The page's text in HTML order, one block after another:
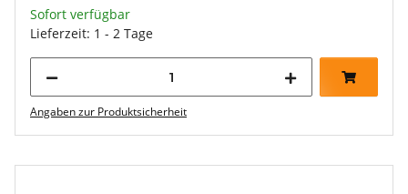
Sofort verfügbar
Lieferzeit: 1 - 2 Tage
Angaben zur Produktsicherheit